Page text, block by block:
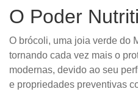
O Poder
O brócoli, uma joia verde do
tornando cada vez mais o
modernas, devido ao seu
e propriedades preventivas